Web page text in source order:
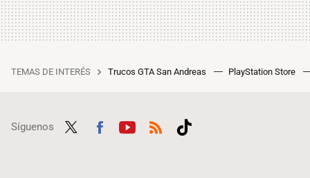
TEMAS DE INTERÉS Trucos GTA San Andreas PlayStation Store
Síguenos